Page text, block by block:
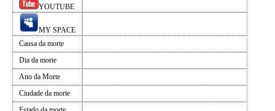
YOUTUBE
MY SPACE
Causa da morte
Dia da morte
Ano da Morte
Ciudade da morte